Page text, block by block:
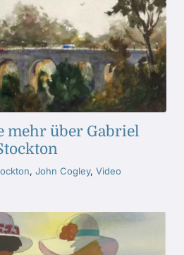
mehr über Gabriel
, John Cogley, Video